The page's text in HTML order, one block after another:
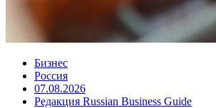
Бизнес
Россия
07.08.2026
Редакция Russian Business Guide